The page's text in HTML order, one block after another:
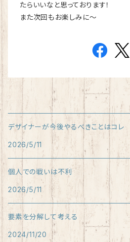
たらいいなと思っております！
また次回もお楽しみに～
デザイナーが今後やるべきことはコレ
2026/5/11
個人での戦いは不利
2026/5/11
要素を分解して考える
2024/11/20